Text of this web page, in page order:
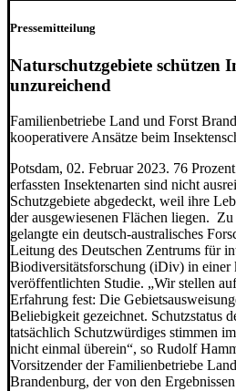
Pressemitteilung
Naturschutzgebiete schützen
unzureichend
Familienbetriebe Land und Forst
kooperativere Ansätze beim
Potsdam, 02. Februar 2023. 76
erfassten Insektenarten sind nicht
Schutzgebiete abgedeckt, weil ihre
der ausgewiesenen Flächen liegen.
gelangte ein deutsch-australisches
Leitung des Deutschen Zentrums für
Biodiversitätsforschung (iDiv) in einer
veröffentlichten Studie. „Wir stellen
Erfahrung fest: Die
Beliebigkeit gezeichnet. Schutzstatus
tatsächlich Schutzwürdiges stimmen
nicht einmal überein“, so Rudolf
Vorsitzender der Familienbetriebe
Brandenburg, der von den